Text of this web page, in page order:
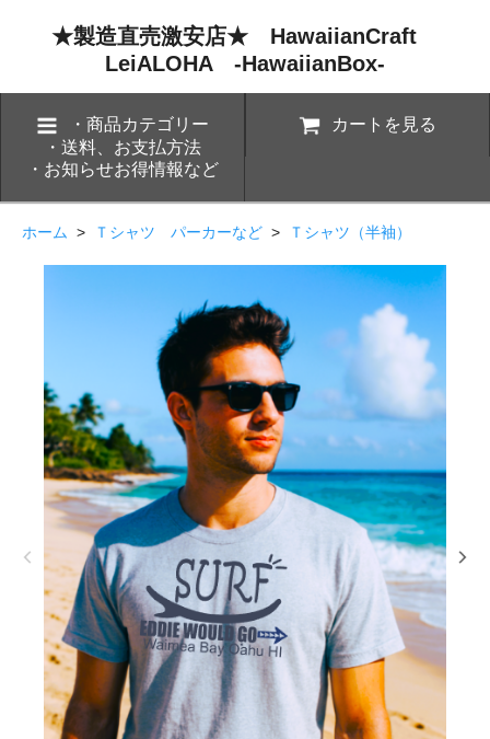
★製造直売激安店★ HawaiianCraft
LeiALOHA -HawaiianBox-
・商品カテゴリー
・送料、お支払方法
・お知らせお得情報など
カートを見る
ホーム > Ｔシャツ パーカーなど > Ｔシャツ（半袖）